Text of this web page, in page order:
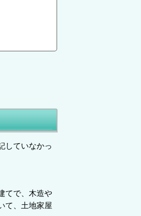
していなかっ
てで、木造や
て、土地家屋